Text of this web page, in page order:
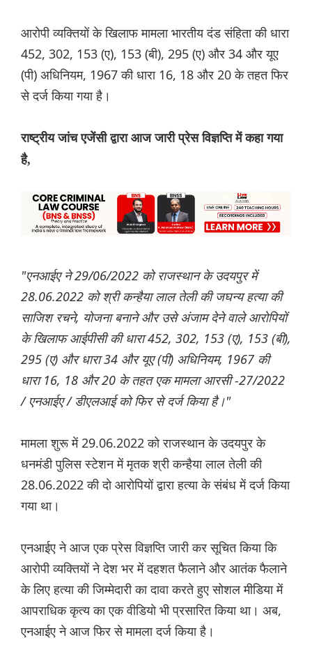
आरोपी व्यक्तियों के खिलाफ मामला भारतीय दंड संहिता की धारा
452, 302, 153 (ए), 153 (बी), 295 (ए) और 34 और यूए
(पी) अधिनियम, 1967 की धारा 16, 18 और 20 के तहत फिर
से दर्ज किया गया है।
राष्ट्रीय जांच एजेंसी द्वारा आज जारी प्रेस विज्ञप्ति में कहा गया
है,
"एनआईए ने 29/06/2022 को राजस्थान के उदयपुर में
28.06.2022 को श्री कन्हैया लाल तेली की जघन्य हत्या की
साजिश रचने, योजना बनाने और उसे अंजाम देने वाले आरोपियों
के खिलाफ आईपीसी की धारा 452, 302, 153 (ए), 153 (बी),
295 (ए) और धारा 34 और यूए (पी) अधिनियम, 1967 की
धारा 16, 18 और 20 के तहत एक मामला आरसी -27/2022
/ एनआईए / डीएलआई को फिर से दर्ज किया है।"
मामला शुरू में 29.06.2022 को राजस्थान के उदयपुर के
धनमंडी पुलिस स्टेशन में मृतक श्री कन्हैया लाल तेली की
28.06.2022 की दो आरोपियों द्वारा हत्या के संबंध में दर्ज किया
गया था।
एनआईए ने आज एक प्रेस विज्ञप्ति जारी कर सूचित किया कि
आरोपी व्यक्तियों ने देश भर में दहशत फैलाने और आतंक फैलाने
के लिए हत्या की जिम्मेदारी का दावा करते हुए सोशल मीडिया में
आपराधिक कृत्य का एक वीडियो भी प्रसारित किया था। अब,
एनआईए ने आज फिर से मामला दर्ज किया है।